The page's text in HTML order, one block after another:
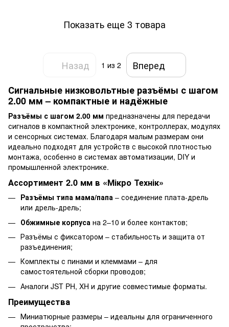
Показать еще 3 товара
Назад 1 из 2
Вперед
Сигнальные низковольтные разъёмы с шагом
2.00 мм – компактные и надёжные
Разъёмы с шагом 2.00 мм предназначены для передачи
сигналов в компактной электронике, контроллерах, модулях
и сенсорных системах. Благодаря малым размерам они
идеально подходят для устройств с высокой плотностью
монтажа, особенно в системах автоматизации, DIY и
промышленной электронике.
Ассортимент 2.0 мм в «Мікро Технік»
Разъёмы типа мама/папа – соединение плата-дрель
или дрель-дрель;
Обжимные корпуса на 2–10 и более контактов;
Разъёмы с фиксатором – стабильность и защита от
разъединения;
Комплекты с пинами и клеммами – для
самостоятельной сборки проводов;
Аналоги JST PH, XH и другие совместимые форматы.
Преимущества
Миниатюрные размеры – идеальны для ограниченного